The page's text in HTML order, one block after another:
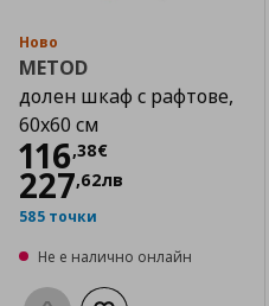
Ново
METOD
долен шкаф с рафтове,
60x60 см
116,38€
Цена
227,62лв
585 точки
Не е налично онлайн